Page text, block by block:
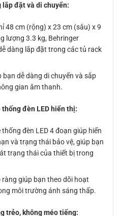
lắp đặt và di chuyển:
48 cm (rộng) x 23 cm (sâu) x 9
lượng 3.3 kg, Behringer
dàng lắp đặt trong các tủ rack
bạn dễ dàng di chuyển và sắp
gian âm thanh.
đèn LED hiển thị:
đèn LED 4 đoạn giúp hiển
và trạng thái bảo vệ, giúp bạn
trạng thái của thiết bị trong
ràng giúp bạn theo dõi hoạt
môi trường ánh sáng thấp.
trẻo, không méo tiếng: